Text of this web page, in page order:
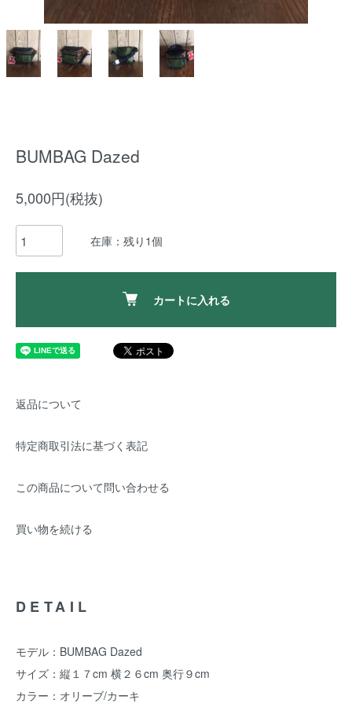
BUMBAG Dazed
5,000円(税抜)
在庫：残り1個
カートに入れる
返品について
特定商取引法に基づく表記
この商品について問い合わせる
買い物を続ける
DETAIL
モデル：BUMBAG Dazed
サイズ：縦１７cm 横２６cm 奥行９cm
カラー：オリーブ/カーキ